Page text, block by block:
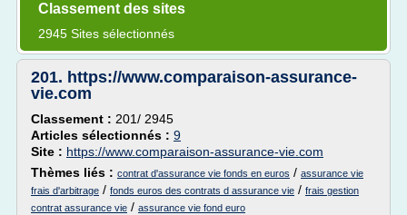
Classement des sites
2945 Sites sélectionnés
201. https://www.comparaison-assurance-
vie.com
Classement : 201/ 2945
Articles sélectionnés : 9
Site : https://www.comparaison-assurance-vie.com
Thèmes liés : contrat d'assurance vie fonds en euros / assurance vie
frais d'arbitrage / fonds euros des contrats d assurance vie / frais gestion
contrat assurance vie / assurance vie fond euro